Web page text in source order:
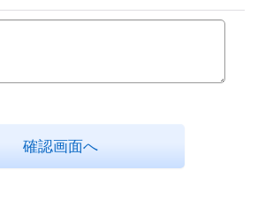
確認画面へ